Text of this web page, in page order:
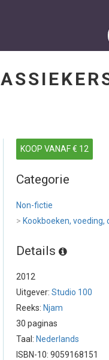
KOOP VANAF € 12
Categorie
Non-fictie
> Kookboeken, voeding,
Details
2012
Uitgever: Studio 100
Reeks: Njam
30 paginas
Taal: Nederlands
ISBN-10: 9059168151